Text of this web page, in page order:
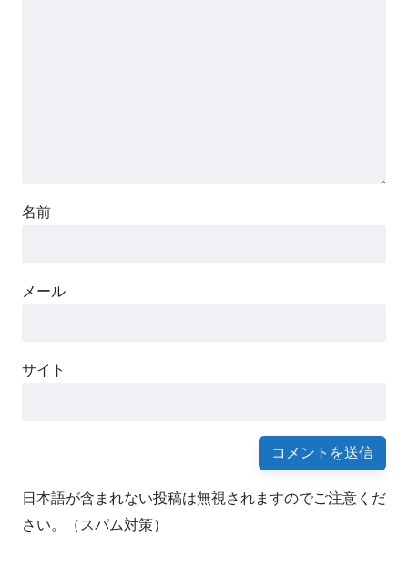
名前
メール
サイト
日本語が含まれない投稿は無視されますのでご注意くだ
さい。（スパム対策）